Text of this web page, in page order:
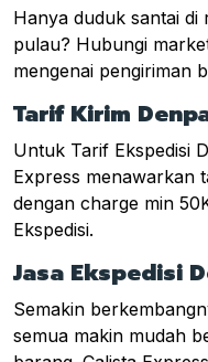
Hanya duduk santai
pulau? Hubungi
mengenai pengiriman
Tarif Kirim
Untuk Tarif Ekspedisi
Express menawarkan
dengan charge min
Ekspedisi.
Jasa Ekspedisi
Semakin
semua makin mudah